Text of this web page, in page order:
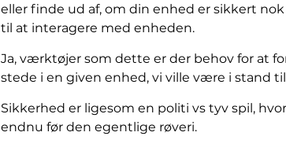
eller finde ud af, om din enhed er sikkert
til at interagere med enheden.
Ja, værktøjer som dette er der behov for at
stede i en given enhed, vi ville være i stand
Sikkerhed er ligesom en politi vs tyv spil,
endnu før den egentlige røveri.